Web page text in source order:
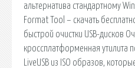
альтернатива стандартному
Format Tool – скачать
быстрой очистки USB-дисков
кроссплатформенная утилита
LiveUSB из ISO образов,